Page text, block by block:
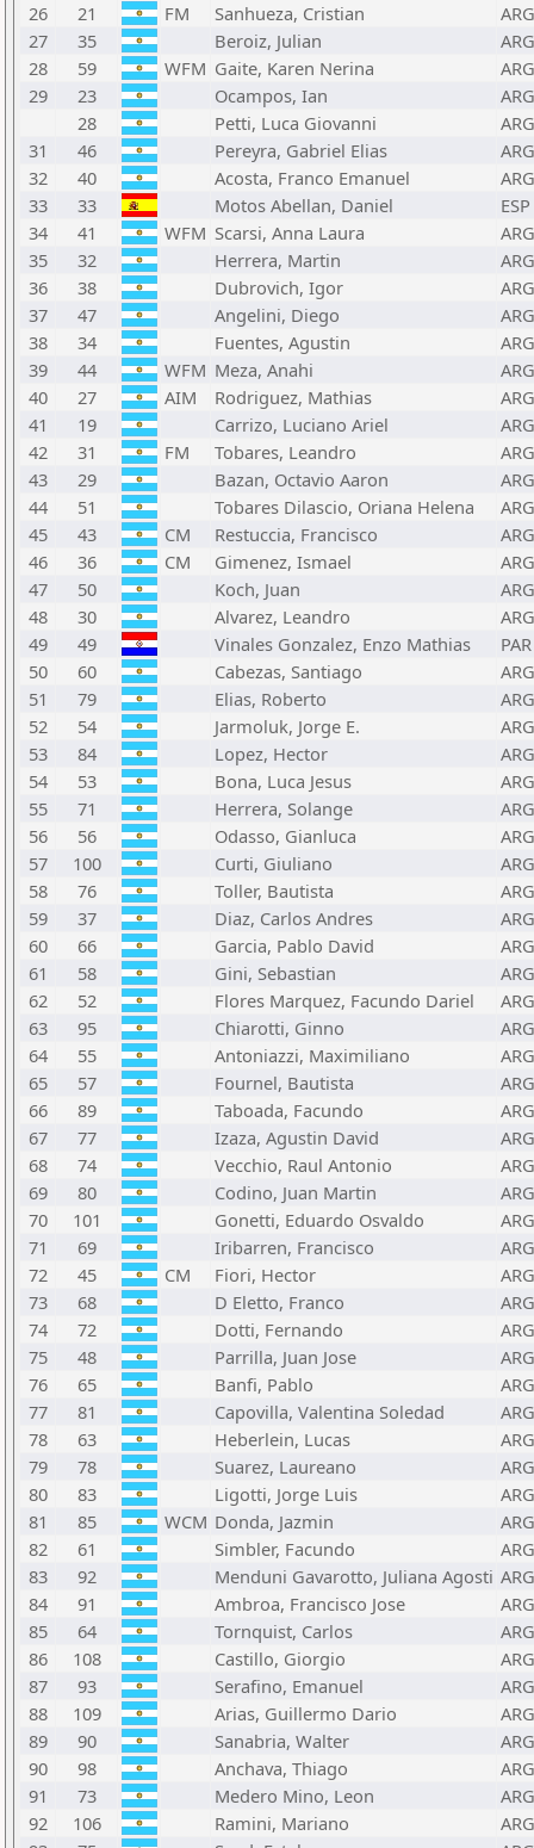
26
21 FM Sanhueza, Cristian
ARG
27
35 Beroiz, Julian
ARG
28
59 WFM Gaite, Karen Nerina
ARG
29
23 Ocampos, Ian
ARG
28
Petti, Luca Giovanni
ARG
31
46 Pereyra, Gabriel Elias
ARG
32
40 Acosta, Franco Emanuel
ARG
33
33 Motos Abellan, Daniel
ESP
34
41 WFM Scarsi, Anna Laura
ARG
35
32 Herrera, Martin
ARG
36
38 Dubrovich, Igor
ARG
37
47 Angelini, Diego
ARG
38
34 Fuentes, Agustin
ARG
39
44 WFM Meza, Anahi
ARG
40
27 AIM Rodriguez, Mathias
ARG
41
19 Carrizo, Luciano Ariel
ARG
42
31 FM Tobares, Leandro
ARG
43
29 Bazan, Octavio Aaron
ARG
44
51 Tobares Dilascio, Oriana Helena
ARG
45
43 CM Restuccia, Francisco
ARG
46
36 CM Gimenez, Ismael
ARG
47
50 Koch, Juan
ARG
48
30 Alvarez, Leandro
ARG
49
49 Vinales Gonzalez, Enzo Mathias
PAR
50
60 Cabezas, Santiago
ARG
51
79 Elias, Roberto
ARG
52
54 Jarmoluk, Jorge E.
ARG
53
84 Lopez, Hector
ARG
54
53 Bona, Luca Jesus
ARG
55
71 Herrera, Solange
ARG
56
56 Odasso, Gianluca
ARG
57
100 Curti, Giuliano
ARG
58
76 Toller, Bautista
ARG
59
37 Diaz, Carlos Andres
ARG
60
66 Garcia, Pablo David
ARG
61
58 Gini, Sebastian
ARG
62
52 Flores Marquez, Facundo Dariel
ARG
63
95 Chiarotti, Ginno
ARG
64
55 Antoniazzi, Maximiliano
ARG
65
57 Fournel, Bautista
ARG
66
89 Taboada, Facundo
ARG
67
77 Izaza, Agustin David
ARG
68
74 Vecchio, Raul Antonio
ARG
69
80 Codino, Juan Martin
ARG
70
101 Gonetti, Eduardo Osvaldo
ARG
71
69 Iribarren, Francisco
ARG
72
45 CM Fiori, Hector
ARG
73
68 D Eletto, Franco
ARG
74
72 Dotti, Fernando
ARG
75
48 Parrilla, Juan Jose
ARG
76
65 Banfi, Pablo
ARG
77
81 Capovilla, Valentina Soledad
ARG
78
63 Heberlein, Lucas
ARG
79
78 Suarez, Laureano
ARG
80
83 Ligotti, Jorge Luis
ARG
81
85 WCM Donda, Jazmin
ARG
82
61 Simbler, Facundo
ARG
83
92 Menduni Gavarotto, Juliana Agosti ARG
84
91 Ambroa, Francisco Jose
ARG
85
64 Tornquist, Carlos
ARG
86
108 Castillo, Giorgio
ARG
87
93 Serafino, Emanuel
ARG
88
109 Arias, Guillermo Dario
ARG
89
90 Sanabria, Walter
ARG
90
98 Anchava, Thiago
ARG
91
73 Medero Mino, Leon
ARG
92
106 Ramini, Mariano
ARG